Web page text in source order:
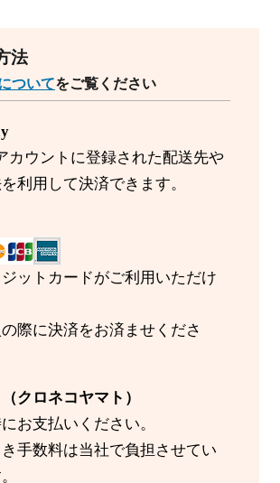
法
ついてをご覧ください
カウントに登録された配送先や
利用して決済できます。
ットカードがご利用いただけ
際に決済をお済ませくださ
クロネコヤマト）
お支払いください。
手数料は当社で負担させてい